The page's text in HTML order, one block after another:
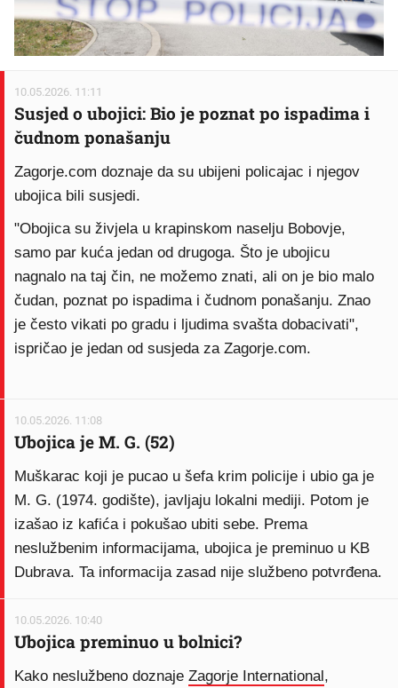
10.05.2026. 11:11
Susjed o ubojici: Bio je poznat po ispadima i
čudnom ponašanju
Zagorje.com doznaje da su ubijeni policajac i njegov
ubojica bili susjedi.
"Obojica su živjela u krapinskom naselju Bobovje,
samo par kuća jedan od drugoga. Što je ubojicu
nagnalo na taj čin, ne možemo znati, ali on je bio malo
čudan, poznat po ispadima i čudnom ponašanju. Znao
je često vikati po gradu i ljudima svašta dobacivati",
ispričao je jedan od susjeda za Zagorje.com.
10.05.2026. 11:08
Ubojica je M. G. (52)
Muškarac koji je pucao u šefa krim policije i ubio ga je
M. G. (1974. godište), javljaju lokalni mediji. Potom je
izašao iz kafića i pokušao ubiti sebe. Prema
neslužbenim informacijama, ubojica je preminuo u KB
Dubrava. Ta informacija zasad nije službeno potvrđena.
10.05.2026. 10:40
Ubojica preminuo u bolnici?
Kako neslužbeno doznaje Zagorje International,